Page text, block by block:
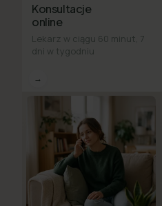
Konsultacje
online
Lekarz w ciągu 60 minut, 7
dni w tygodniu
→